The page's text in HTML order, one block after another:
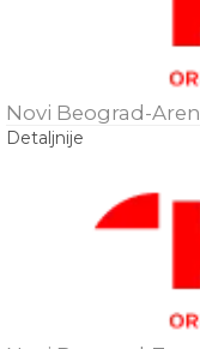
Novi Beograd-
Detaljnije